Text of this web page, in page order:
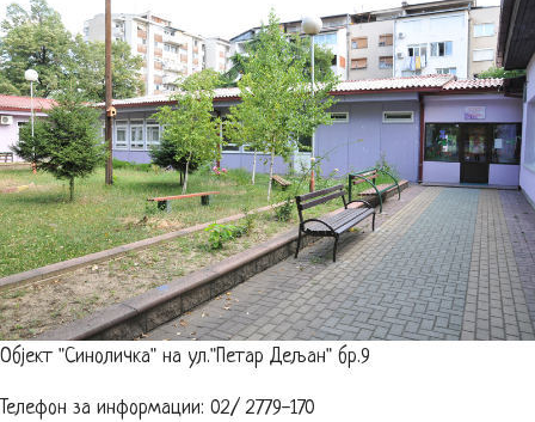
Објект "Синоличка" на ул."Петар Дељан" бр.9
Телефон за информации: 02/ 2779-170